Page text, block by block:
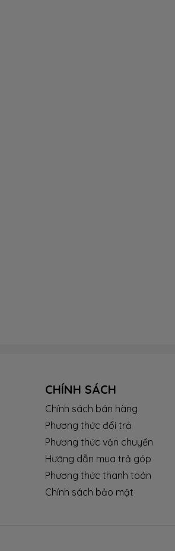
CHÍNH SÁCH
Chính sách bán hàng
Phương thức đổi trả
Phương thức vận chuyển
Hướng dẫn mua trả góp
Phương thức thanh toán
Chính sách bảo mật